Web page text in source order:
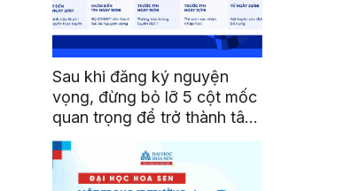
Sau khi đăng ký nguyện
vọng, đừng bỏ lỡ 5 cột mốc
quan trọng để trở thành tân
sinh viên HSU